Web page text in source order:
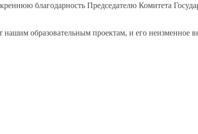
благодарность Председателю Комитета
образовательным проектам, и его неизменное